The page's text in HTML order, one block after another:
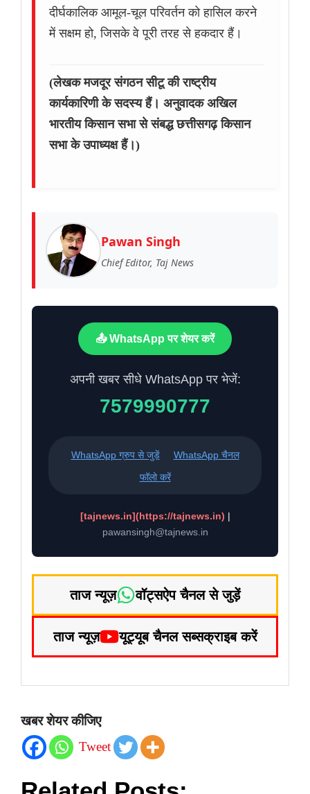
दीर्घकालिक आमूल-चूल परिवर्तन को हासिल करने
में सक्षम हो, जिसके वे पूरी तरह से हकदार हैं।
(लेखक मजदूर संगठन सीटू की राष्ट्रीय
कार्यकारिणी के सदस्य हैं। अनुवादक अखिल
भारतीय किसान सभा से संबद्ध छत्तीसगढ़ किसान
सभा के उपाध्यक्ष हैं।)
Pawan Singh
Chief Editor, Taj News
📤 WhatsApp पर शेयर करें
अपनी खबर सीधे WhatsApp पर भेजें:
7579990777
WhatsApp ग्रुप से जुड़ें
WhatsApp चैनल
फॉलो करें
[tajnews.in](https://tajnews.in) |
pawansingh@tajnews.in
ताज न्यूज़ वॉट्सऐप चैनल से जुड़ें
ताज न्यूज़ यूट्यूब चैनल सब्सक्राइब करें
खबर शेयर कीजिए
Tweet